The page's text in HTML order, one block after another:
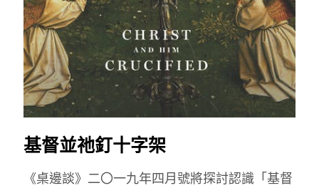
基督並祂釘十字架
《桌邊談》二〇一九年四月號將探討認識「基督